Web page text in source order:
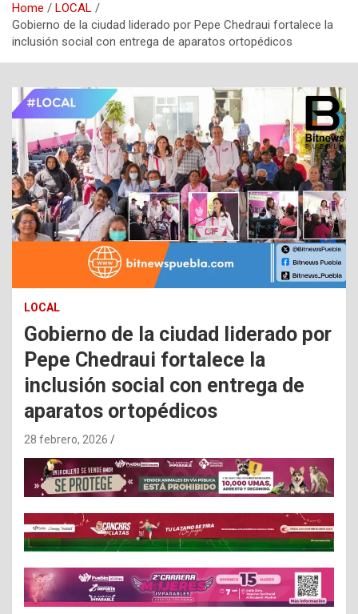
Home
LOCAL
Gobierno de la ciudad liderado por Pepe Chedraui fortalece la
inclusión social con entrega de aparatos ortopédicos
LOCAL
Gobierno de la ciudad liderado por
Pepe Chedraui fortalece la
inclusión social con entrega de
aparatos ortopédicos
28 febrero, 2026